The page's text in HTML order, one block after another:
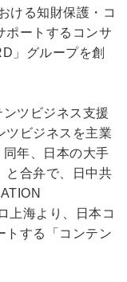
ける知財保護・コ
ポートするコンサ
」グループを創
ツビジネス支援
ツビジネスを主業
年、日本の大手
と合弁で、日中共
上海より、日本コ
トする「コンテン